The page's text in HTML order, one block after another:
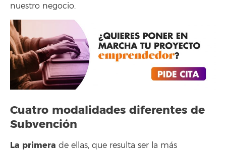
nuestro negocio.
Cuatro modalidades diferentes de
Subvención
La primera de ellas, que resulta ser la más